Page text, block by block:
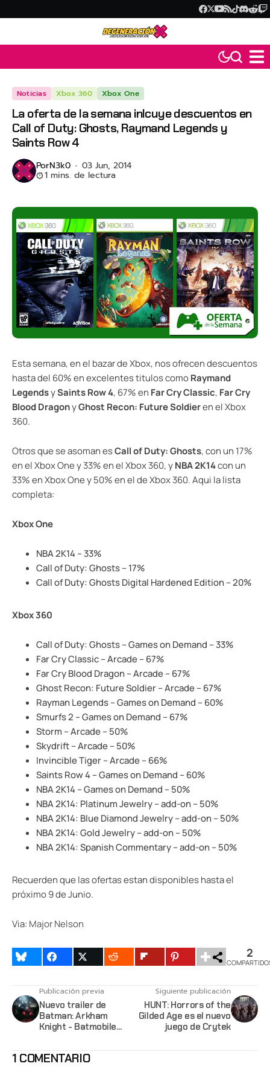
Noticias Xbox 360 Xbox One
La oferta de la semana inlcuye descuentos en
Call of Duty: Ghosts, Raymand Legends y
Saints Row 4
PorN3k0 03 Jun, 2014
1 mins. de lectura
Esta semana, en el bazar de Xbox, nos ofrecen descuentos
hasta del 60% en excelentes titulos comoRaymand
LegendsySaints Row 4, 67% en Far Cry Classic, Far Cry
Blood DragonyGhost Recon: Future Soldieren el Xbox
360.
Otros que se asoman esCall of Duty: Ghosts, con un 17%
en el Xbox One y 33% en el Xbox 360, yNBA 2K14con un
33% en Xbox One y 50% en el de Xbox 360. Aqui la lista
completa:
Xbox One
NBA 2K14 – 33%
Call of Duty: Ghosts – 17%
Call of Duty: Ghosts Digital Hardened Edition – 20%
Xbox 360
Call of Duty: Ghosts – Games on Demand – 33%
Far Cry Classic – Arcade – 67%
Far Cry Blood Dragon – Arcade – 67%
Ghost Recon: Future Soldier – Arcade – 67%
Rayman Legends – Games on Demand – 60%
Smurfs 2 – Games on Demand – 67%
Storm – Arcade – 50%
Skydrift – Arcade – 50%
Invincible Tiger – Arcade – 66%
Saints Row 4 – Games on Demand – 60%
NBA 2K14 – Games on Demand – 50%
NBA 2K14: Platinum Jewelry – add-on – 50%
NBA 2K14: Blue Diamond Jewelry – add-on – 50%
NBA 2K14: Gold Jewelry – add-on – 50%
NBA 2K14: Spanish Commentary – add-on – 50%
Recuerden que las ofertas estan disponibles hasta el
próximo 9 de Junio.
Via: Major Nelson
2
Publicación previa
Nuevo trailer de
Batman: Arkham
Knight - Batmobile
Siguiente publicación
HUNT: Horrors of the
Gilded Age es el nuevo
juego de Crytek
1 COMENTARIO